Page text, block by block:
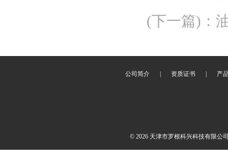
(下一篇) ：
公司简介 资质证书 产
© 2026 天津市罗根科兴科技有限公